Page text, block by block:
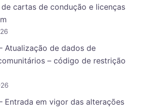
cartas de condução e licenças
Atualização de dados de
– código de restrição
Entrada em vigor das alterações